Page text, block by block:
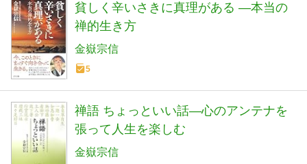
貧しく辛いさきに真理がある ―本当の
禅的生き方
金嶽宗信
5
禅語 ちょっといい話―心のアンテナを
張って人生を楽しむ
金嶽宗信